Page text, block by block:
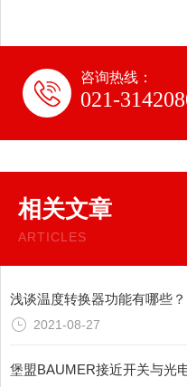
咨询热线：
021-
相关文章
ARTICLES
浅谈温度转换器功能有哪些？
2021-08-27
堡盟BAUMER接近开关与光